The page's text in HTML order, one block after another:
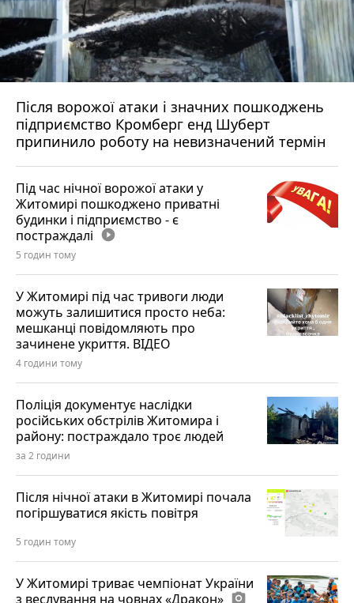
Після ворожої атаки і значних пошкоджень
підприємство Кромберг енд Шуберт
припинило роботу на невизначений термін
Під час нічної ворожої атаки у
Житомирі пошкоджено приватні
будинки і підприємство - є
постраждалі play_circle_filled
5 годин тому
У Житомирі під час тривоги люди
можуть залишитися просто неба:
мешканці повідомляють про
зачинене укриття. ВІДЕО
4 години тому
Поліція документує наслідки
російських обстрілів Житомира і
району: постраждало троє людей
за 2 години
Після нічної атаки в Житомирі почала
погіршуватися якість повітря
5 годин тому
У Житомирі триває чемпіонат України
з веслування на човнах «Дракон» photo_camera